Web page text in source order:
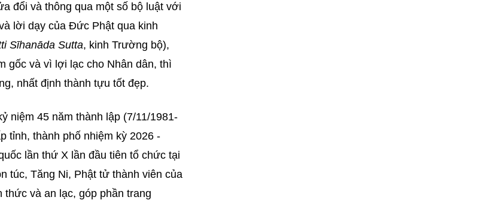
đổi và thông qua một số bộ luật với
lời dạy của Đức Phật qua kinh
Sīhanāda Sutta, kinh Trường bộ),
gốc và vì lợi lạc cho Nhân dân, thì
nhất định thành tựu tốt đẹp.
niệm 45 năm thành lập (7/11/1981-
tỉnh, thành phố nhiệm kỳ 2026 -
lần thứ X lần đầu tiên tổ chức tại
túc, Tăng Ni, Phật tử thành viên của
và an lạc, góp phần trang